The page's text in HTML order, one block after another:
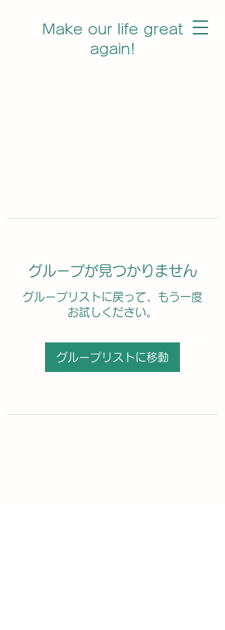
Make our life great
again!
グループが見つかりません
グループリストに戻って、もう一度
お試しください。
グループリストに移動